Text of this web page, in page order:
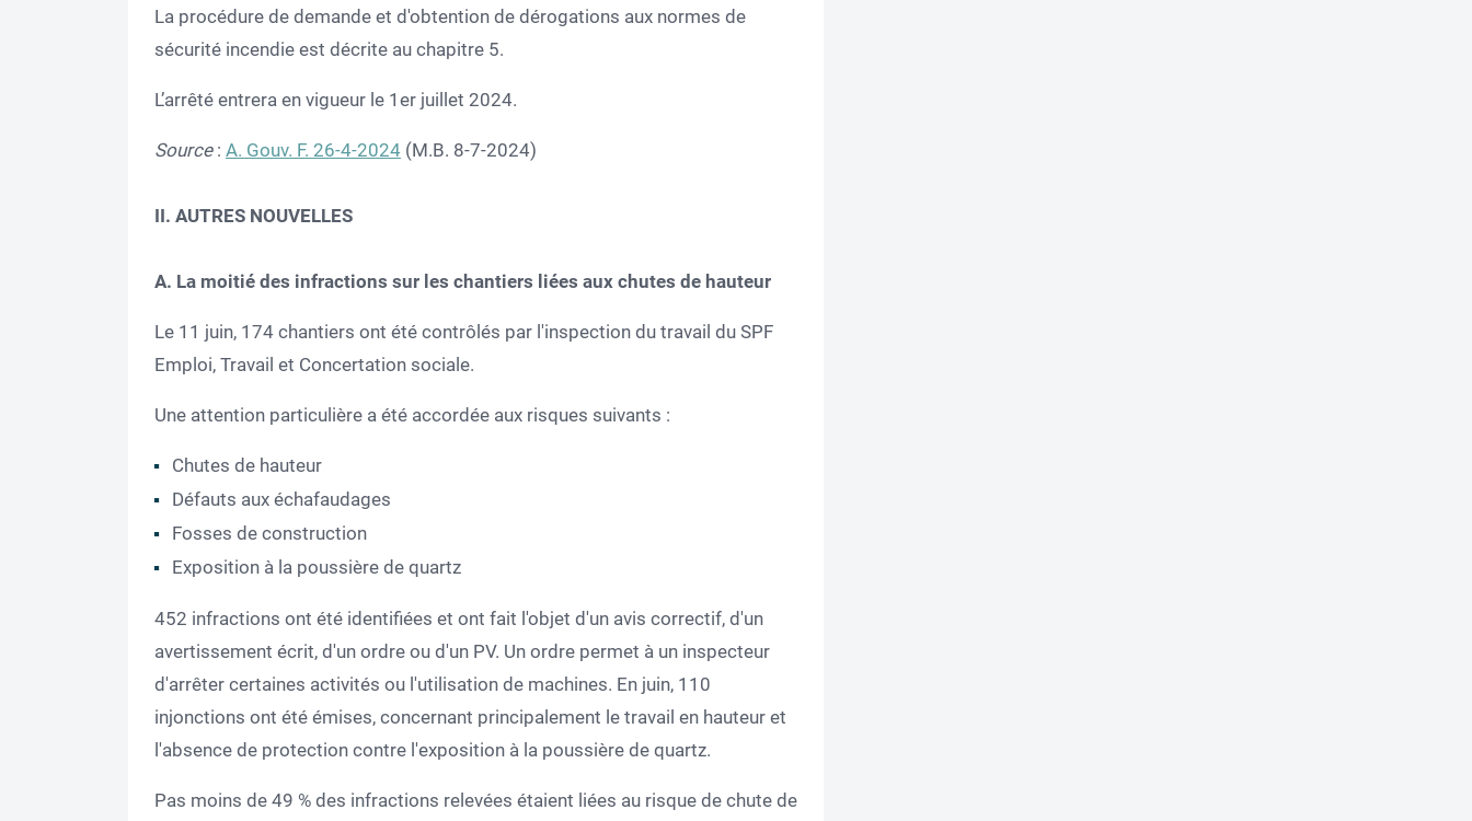
La procédure de demande et d'obtention de dérogations aux normes de
sécurité incendie est décrite au chapitre 5.
L’arrêté entrera en vigueur le 1er juillet 2024.
Source: A. Gouv. F. 26-4-2024 (M.B. 8-7-2024)
II. AUTRES NOUVELLES
A. La moitié des infractions sur les chantiers liées aux chutes de hauteur
Le 11 juin, 174 chantiers ont été contrôlés par l'inspection du travail du SPF
Emploi, Travail et Concertation sociale.
Une attention particulière a été accordée aux risques suivants :
Chutes de hauteur
Défauts aux échafaudages
Fosses de construction
Exposition à la poussière de quartz
452 infractions ont été identifiées et ont fait l'objet d'un avis correctif, d'un
avertissement écrit, d'un ordre ou d'un PV. Un ordre permet à un inspecteur
d'arrêter certaines activités ou l'utilisation de machines. En juin, 110
injonctions ont été émises, concernant principalement le travail en hauteur et
l'absence de protection contre l'exposition à la poussière de quartz.
Pas moins de 49 % des infractions relevées étaient liées au risque de chute de